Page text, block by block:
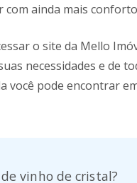
com ainda mais
o site da Mello
necessidades e de
você pode encontrar
vinho de cristal?